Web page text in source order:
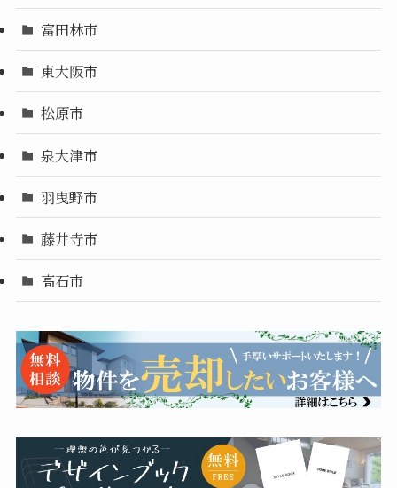
富田林市
東大阪市
松原市
泉大津市
羽曳野市
藤井寺市
高石市